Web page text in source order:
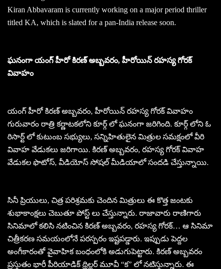
Kiran Abbavaram is currently working on a major period thriller
titled KA, which is slated for a pan-India release soon.
ఘనంగా యంగ్ హీరో కిరణ్ అబ్బవరం, హీరోయిన్ రహస్య గోరక్
వివాహం
యంగ్ హీరో కిరణ్ అబ్బవరం, హీరోయిన్ రహస్య గోరక్ వివాహం
గురువారం రాత్రి కర్ణాటకలోని కూర్గ్ లో ఘనంగా జరిగింది. కూర్గ్ లోని ఓ
రిసార్ట్ లో కుటుంబ సభ్యులు, సన్నిహితులైన మిత్రుల సమక్షంలో వీరి
వివాహ వేడుకలు జరిగాయి. కిరణ్ అబ్బవరం, రహస్య గోరక్ వివాహ
వేడుకల ఫొటోస్, వీడియోస్ సోషల్ మీడియాలో సందడి చేస్తున్నాయి.
సినీ ప్రియులు, చిత్ర పరిశ్రమకు చెందిన మిత్రులు ఈ కొత్త జంటకు
శుభాకాంక్షలు చెబుతూ పోస్ట్ లు చేస్తున్నారు. రాజావారు రాణిగారు
సినిమాలో కలిసి నటించిన కిరణ్ అబ్బవరం, రహస్య గోరక్… ఆ సినిమా
చిత్రీకరణ సమయంలోనే పరస్పరం ఇష్టపడ్డారు. ఇప్పుడు పెద్దల
అంగీకారంతో వైవాహిక బంధంలోకి అడుగుపెట్టారు. కిరణ్ అబ్బవరం
ప్రస్తుతం భారీ పీరియాడిక్ థ్రిల్లర్ మూవీ “క” లో నటిస్తున్నారు. ఈ